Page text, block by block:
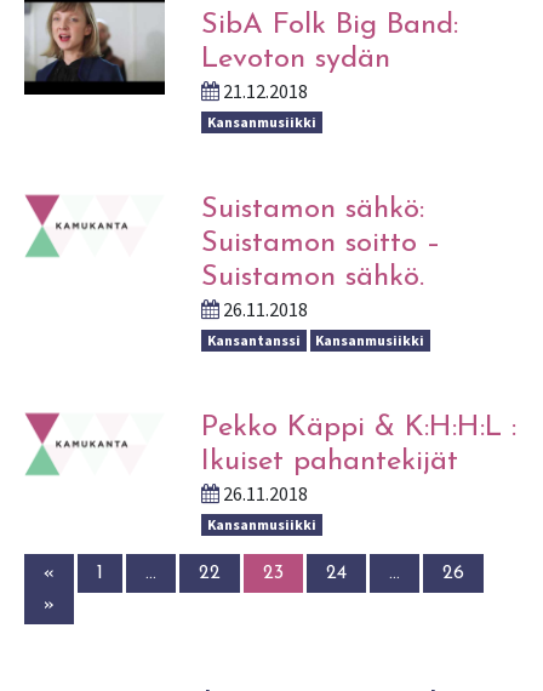
SibA Folk Big Band:
Levoton sydän
21.12.2018
Kansanmusiikki
Suistamon sähkö:
Suistamon soitto –
Suistamon sähkö.
26.11.2018
Kansantanssi Kansanmusiikki
Pekko Käppi & K:H:H:L :
Ikuiset pahantekijät
26.11.2018
Kansanmusiikki
« 1 … 22 23 24 …
26
»